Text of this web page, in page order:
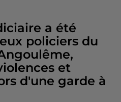
a été
policiers du
et
d'une garde à